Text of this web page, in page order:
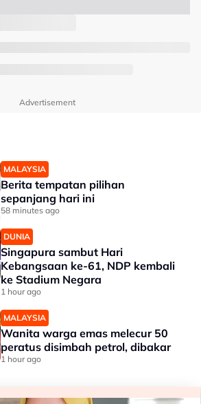
Advertisement
MALAYSIA
Berita tempatan pilihan
sepanjang hari ini
58 minutes ago
DUNIA
Singapura sambut Hari
Kebangsaan ke-61, NDP kembali
ke Stadium Negara
1 hour ago
MALAYSIA
Wanita warga emas melecur 50
peratus disimbah petrol, dibakar
1 hour ago